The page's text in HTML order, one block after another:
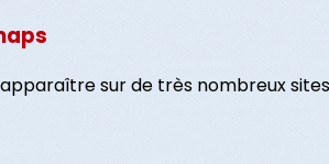
sur de très nombreux